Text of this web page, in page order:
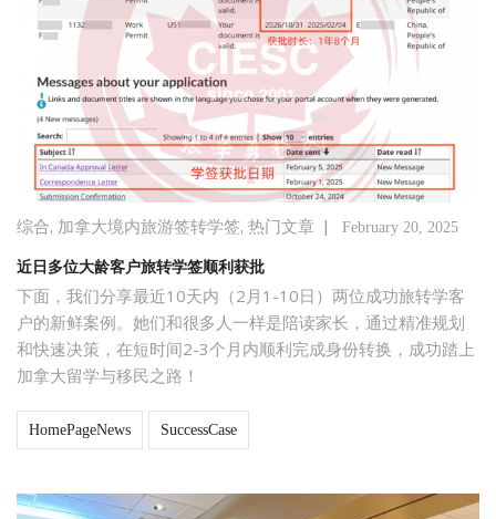
综合, 加拿大境内旅游签转学签, 热门文章 | February 20, 2025
近日多位大龄客户旅转学签顺利获批
下面，我们分享最近10天内（2月1-10日）两位成功旅转学客
户的新鲜案例。她们和很多人一样是陪读家长，通过精准规划
和快速决策，在短时间2-3个月内顺利完成身份转换，成功踏上
加拿大留学与移民之路！
HomePageNews SuccessCase